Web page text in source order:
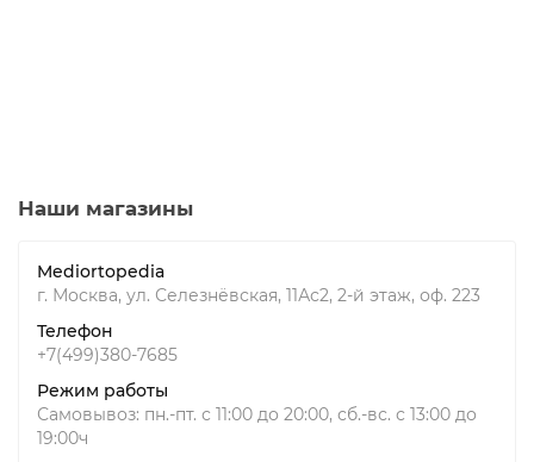
Наши магазины
Mediortopedia
г. Москва, ул. Селезнёвская, 11Ас2, 2-й этаж, оф. 223
Телефон
+7(499)380-7685
Режим работы
Самовывоз: пн.-пт. с 11:00 до 20:00, сб.-вс. с 13:00 до
19:00ч